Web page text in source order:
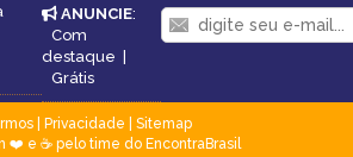
ANUNCIE:
Com
destaque
Grátis
| Privacidade
Sitemap
❤️ e ☕ pelo time do EncontraBrasil